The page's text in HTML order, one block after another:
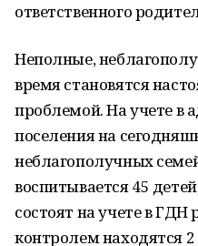
ответственного
Неполные,
время становятся
проблемой. На учете в
поселения на
неблагополучных
воспитывается 45
состоят на учете в
контролем находятся